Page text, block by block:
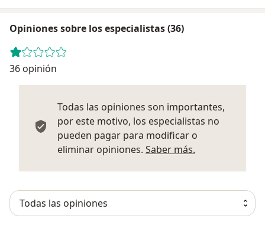
Opiniones sobre los especialistas (36)
36 opinión
Todas las opiniones son importantes,
por este motivo, los especialistas no
pueden pagar para modificar o
eliminar opiniones. Saber más.